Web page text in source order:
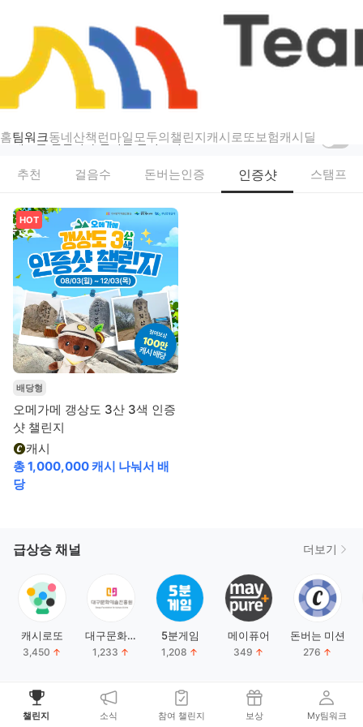
홈팀워크동네산책 런마일모두의챌린지캐시로또보험캐시딜
챌린지
팀워크 — 걷기·스탬프·인증샷 리워드 챌린지
새로운 챌린지가 열리면 알려드려요
추천 걸음수 돈버는인증 인증샷 스탬프
HOT
배당형
오메가메 갱상도 3산 3색 인증
샷 챌린지
캐시
총 1,000,000 캐시 나눠서 배
당
급상승 채널 더보기
캐시로또
3,450
대구문화예
술진흥원
1,233
5분게임
1,208
메이퓨어
349
돈버는 미션
276
챌린지 소식 참여 챌린지 보상 My팀워크